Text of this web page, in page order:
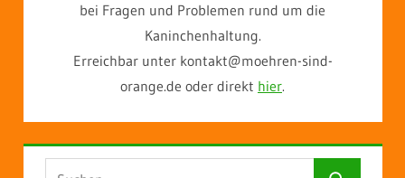
bei Fragen und Problemen rund um die
Kaninchenhaltung.
Erreichbar unter kontakt@moehren-sind-
orange.de oder direkt hier.